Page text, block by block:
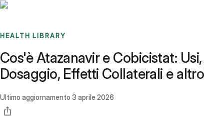
HEALTH LIBRARY
Cos'è Atazanavir e Cobicistat: Usi,
Dosaggio, Effetti Collaterali e altro
Ultimo aggiornamento 3 aprile 2026